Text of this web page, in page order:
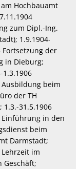
Hochbauamt
zum Dipl.-Ing.
1.9.1904-
Fortsetzung der
in Dieburg;
1.3.1906
beim
der TH
1.3.-31.5.1906
in den
beim
Darmstadt;
im
Geschäft;